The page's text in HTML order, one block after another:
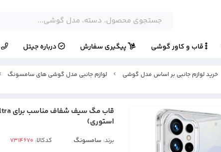
قاب و کاور گوشی پیگیری سفارش درباره جیتل
خرید لوازم جانبی بر اساس مدل گوشی لوازم جانبی مدل گوشی های سامسونگ
استوری)
برند: سامسونگ کدکالا: